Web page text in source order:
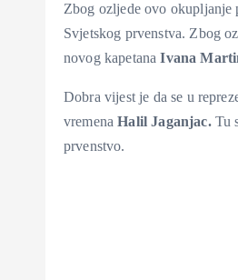
Zbog ozljede ovo okupljanje
Svjetskog prvenstva. Zbog
novog kapetanaIvana
Dobra vijest je da se u
vremenaHalil Jaganjac. Tu
prvenstvo.